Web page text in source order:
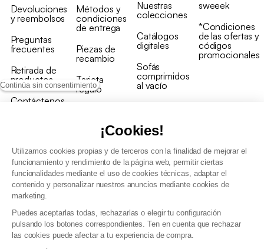
Continúa sin consentimiento
¡Cookies!
Utilizamos cookies propias y de terceros con la finalidad de mejorar el
funcionamiento y rendimiento de la página web, permitir ciertas
funcionalidades mediante el uso de cookies técnicas, adaptar el
contenido y personalizar nuestros anuncios mediante cookies de
marketing.
Puedes aceptarlas todas, rechazarlas o elegir tu configuración
pulsando los botones correspondientes. Ten en cuenta que rechazar
las cookies puede afectar a tu experiencia de compra.
Devoluciones
y reembolsos
Preguntas
frecuentes
Retirada de
productos
Contáctenos
Métodos y
condiciones
de entrega
Piezas de
recambio
Tarjeta
regalo
Nuestras
colecciones
Catálogos
digitales
Sofás
comprimidos
al vacío
sweeek
*Condiciones
de las ofertas y
códigos
promocionales
Política de gestión de datos personales y cookies
Condiciones generales de Venta Profesional
Declaración de accesibilidad